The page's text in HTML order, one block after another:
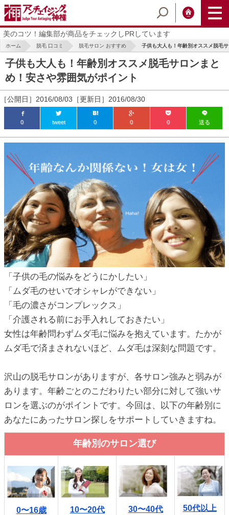
美のコツ！編集部が商品をチェックしPRしています
ホーム 脱毛 口コミ 脱毛サロン おすすめ 子供も大人も！年齢別オススメ脱毛
子供も大人も！年齢別オススメ脱毛サロンまと
め！安さや雰囲気がポイント
［公開日］2016/08/03［更新日］2016/08/30
0 tweet 0 0 0 送る
「子供の毛の悩みをどうにかしたい」
「ムダ毛のせいでオシャレができない」
「毛の濃さがコンプレックス」
「介護される前にお手入れしておきたい」
女性は年齢問わずムダ毛に悩みを抱えています。たかが
ムダ毛で済まされないほど、ムダ毛は深刻な問題です。
沢山の脱毛サロンがありますが、各サロン強みと弱みが
あります。年齢ごとのこだわりたい部分に対して強いサ
ロンを選ぶのがポイントです。今回は、以下の年齢別に
あなたにあったサロン探しをサポートしていきますね。
年齢別のサロン選び
0〜16歳 10〜20代 30〜40代 50代以上
antiaging/wp-
antiaging/wp-
antiaging/wp-
antiaging/wp-
antiaging/wp-
antiaging/wp-
antiaging/wp-